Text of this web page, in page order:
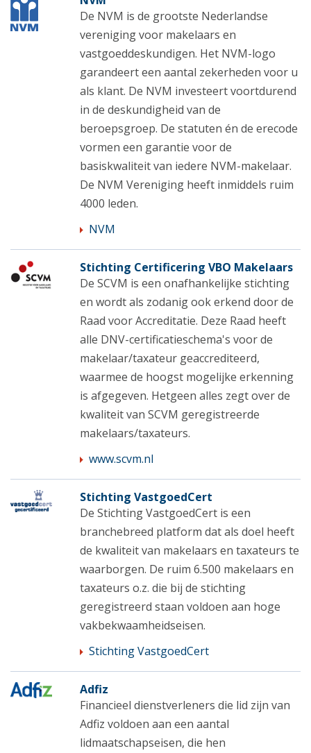
De NVM is de grootste Nederlandse
vereniging voor makelaars en
vastgoeddeskundigen. Het NVM-logo
garandeert een aantal zekerheden voor u
als klant. De NVM investeert voortdurend
in de deskundigheid van de
beroepsgroep. De statuten én de erecode
vormen een garantie voor de
basiskwaliteit van iedere NVM-makelaar.
De NVM Vereniging heeft inmiddels ruim
4000 leden.
NVM
Stichting Certificering VBO Makelaars
De SCVM is een onafhankelijke stichting
en wordt als zodanig ook erkend door de
Raad voor Accreditatie. Deze Raad heeft
alle DNV-certificatieschema's voor de
makelaar/taxateur geaccrediteerd,
waarmee de hoogst mogelijke erkenning
is afgegeven. Hetgeen alles zegt over de
kwaliteit van SCVM geregistreerde
makelaars/taxateurs.
www.scvm.nl
Stichting VastgoedCert
De Stichting VastgoedCert is een
branchebreed platform dat als doel heeft
de kwaliteit van makelaars en taxateurs te
waarborgen. De ruim 6.500 makelaars en
taxateurs o.z. die bij de stichting
geregistreerd staan voldoen aan hoge
vakbekwaamheidseisen.
Stichting VastgoedCert
Adfiz
Financieel dienstverleners die lid zijn van
Adfiz voldoen aan een aantal
lidmaatschapseisen, die hen